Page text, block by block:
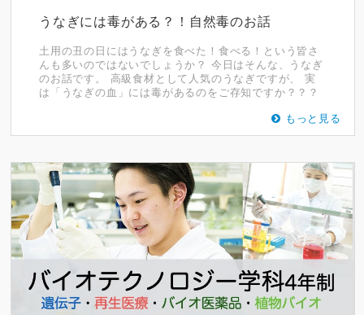
うなぎには毒がある？！自然毒のお話
土用の丑の日にはうなぎを食べた！食べる！という皆さ
んも多いのではないでしょうか？ 今日はそんな、うなぎ
のお話です。 高級食材として人気のうなぎですが、 実
は「うなぎの血」には毒があるのをご存知ですか？？？
もっと見る